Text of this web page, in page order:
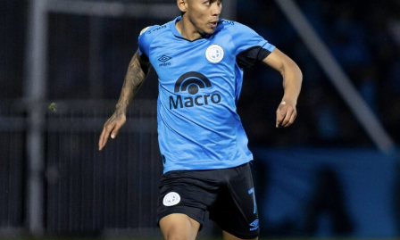
venezolanos.
Paulo Autuori, expresó su malestar en la conferencia de
prensa tras la clasificación a la fase de grupos por el mal
desempeño del equipo, señalando incluso, que no
merecieron haber superado de fase.
“Se pasa para otra
fase, excelente, para el club es bueno pero lo que
nosotros jugamos hoy día no era para pasar
Esto es
muy corto para nosotros,el equipo no puede tener un
partido como local, tener una ventaja y hacer el primer
tiempo qu
hizo”,enfatizó el técnico.